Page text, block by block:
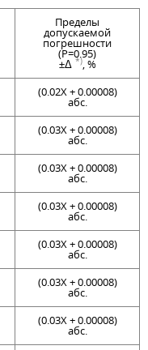
Пределы
допускаемой
погрешности
(P=0.95)
±Δ *), %
(0.02Х + 0.00008)
абс.
(0.03Х + 0.00008)
абс.
(0.03Х + 0.00008)
абс.
(0.03Х + 0.00008)
абс.
(0.03Х + 0.00008)
абс.
(0.03Х + 0.00008)
абс.
(0.03Х + 0.00008)
абс.